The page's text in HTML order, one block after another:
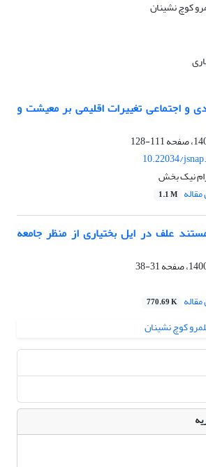
و اجتماعی تغییرات اقلیمی بر معیشت و
111-128
10.22034/
نیک بخش
1.1 M
علف در ایل بختیاری از منظر جامعه
31-38
770.69 K